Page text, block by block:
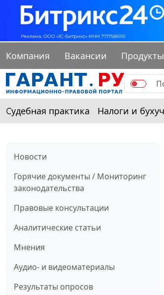
Компания Вакансии Продукты
Судебная практика Налоги и
Новости
Горячие документы / Мониторинг
законодательства
Правовые консультации
Аналитические статьи
Мнения
Аудио- и видеоматериалы
Результаты опросов